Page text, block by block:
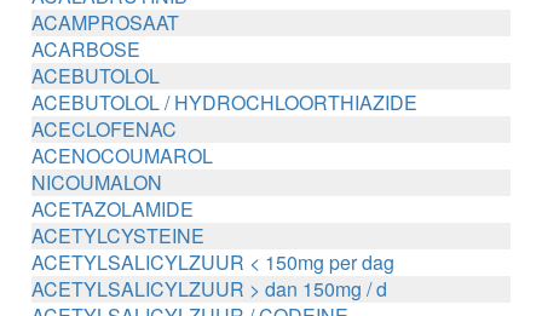
ACAMPROSAAT
ACARBOSE
ACEBUTOLOL
ACEBUTOLOL / HYDROCHLOORTHIAZIDE
ACECLOFENAC
ACENOCOUMAROL
NICOUMALON
ACETAZOLAMIDE
ACETYLCYSTEINE
ACETYLSALICYLZUUR < 150mg per dag
ACETYLSALICYLZUUR > dan 150mg / d